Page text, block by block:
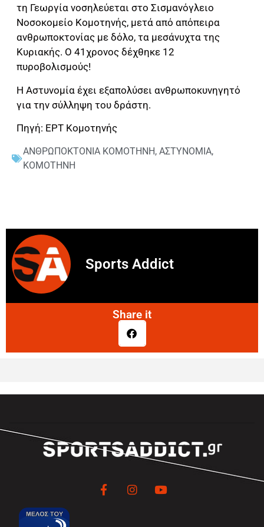
τη Γεωργία νοσηλεύεται στο Σισμανόγλειο
Νοσοκομείο Κομοτηνής, μετά από απόπειρα
ανθρωποκτονίας με δόλο, τα μεσάνυχτα της
Κυριακής. Ο 41χρονος δέχθηκε 12
πυροβολισμούς!
Η Αστυνομία έχει εξαπολύσει ανθρωποκυνηγητό
για την σύλληψη του δράστη.
Πηγή: ΕΡΤ Κομοτηνής
ΑΝΘΡΩΠΟΚΤΟΝΙΑ ΚΟΜΟΤΗΝΗ, ΑΣΤΥΝΟΜΙΑ,
ΚΟΜΟΤΗΝΗ
Sports Addict
Share it